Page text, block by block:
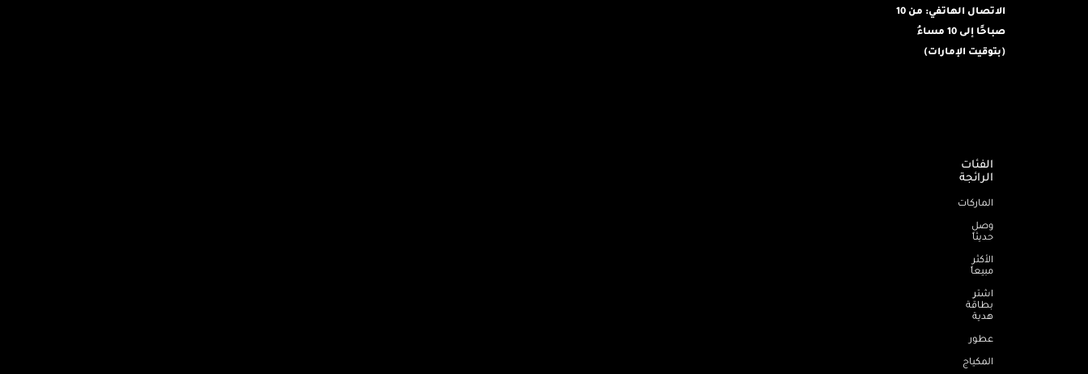
الاتصال الهاتفي: من 10
صباحًا إلى 10 مساءُ
(بتوقيت الإمارات)
الفئات
الرائجة
الماركات
وصل
حديثاً
الأكثر
مبيعاً
اشترِ
بطاقة
هدية
عطور
المكياج